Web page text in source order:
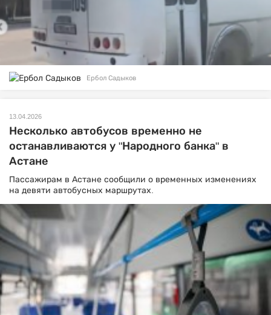
Ербол Садыков
13.04.2026
Несколько автобусов временно не
останавливаются у "Народного банка" в
Астане
Пассажирам в Астане сообщили о временных изменениях
на девяти автобусных маршрутах.